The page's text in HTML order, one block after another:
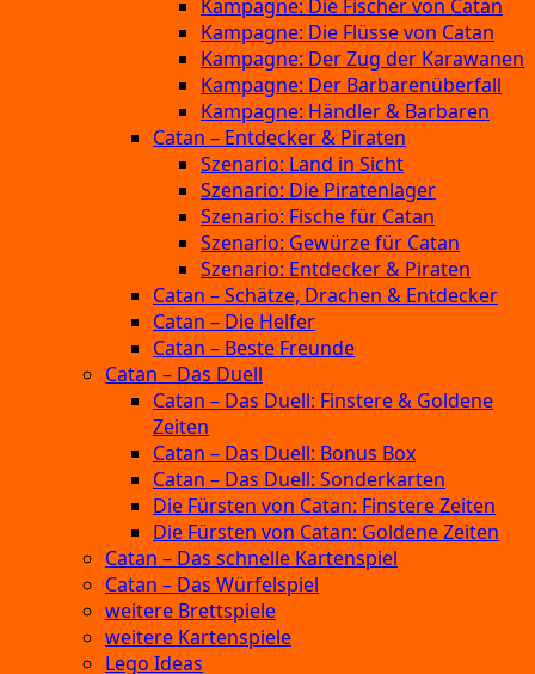
Kampagne: Die Fischer von Catan
Kampagne: Die Flüsse von Catan
Kampagne: Der Zug der Karawanen
Kampagne: Der Barbarenüberfall
Kampagne: Händler & Barbaren
Catan – Entdecker & Piraten
Szenario: Land in Sicht
Szenario: Die Piratenlager
Szenario: Fische für Catan
Szenario: Gewürze für Catan
Szenario: Entdecker & Piraten
Catan – Schätze, Drachen & Entdecker
Catan – Die Helfer
Catan – Beste Freunde
Catan – Das Duell
Catan – Das Duell: Finstere & Goldene
Zeiten
Catan – Das Duell: Bonus Box
Catan – Das Duell: Sonderkarten
Die Fürsten von Catan: Finstere Zeiten
Die Fürsten von Catan: Goldene Zeiten
Catan – Das schnelle Kartenspiel
Catan – Das Würfelspiel
weitere Brettspiele
weitere Kartenspiele
Lego Ideas